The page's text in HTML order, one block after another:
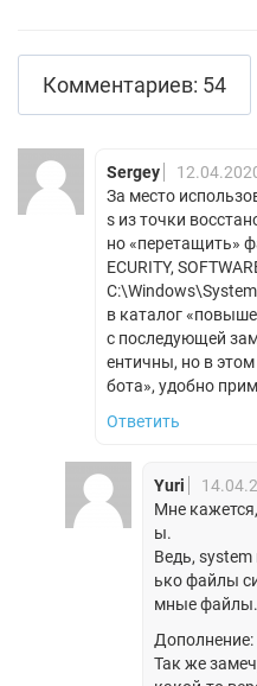
Комментариев: 54
Sergey
За место
s из точки
но «перетащить»
ECURITY,
в каталог
с последующей
ентичны, но в
бота», удобно
Ответить
Yuri
Мне
ы.
Ведь, system
ько файлы
мные файлы.
Дополнение:
Так же